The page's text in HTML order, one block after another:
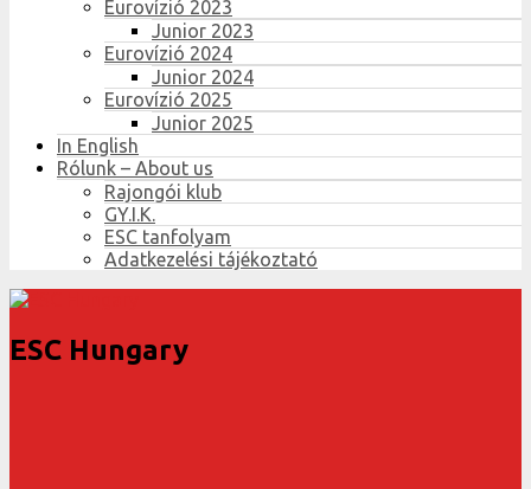
Eurovízió 2023
Junior 2023
Eurovízió 2024
Junior 2024
Eurovízió 2025
Junior 2025
In English
Rólunk – About us
Rajongói klub
GY.I.K.
ESC tanfolyam
Adatkezelési tájékoztató
ESC Hungary